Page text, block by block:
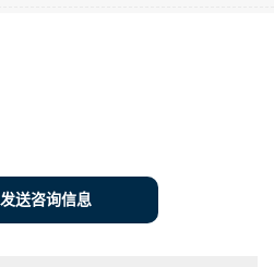
发送咨询信息